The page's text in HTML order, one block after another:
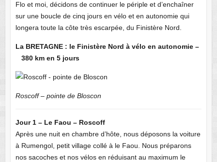
Flo et moi, décidons de continuer le périple et d’enchaîner
sur une boucle de cinq jours en vélo et en autonomie qui
longera toute la côte très escarpée, du Finistère Nord.
La BRETAGNE : le Finistère Nord à vélo en autonomie –
380 km en 5 jours
Roscoff – pointe de Bloscon
Jour 1 – Le Faou – Roscoff
Après une nuit en chambre d’hôte, nous déposons la voiture
à Rumengol, petit village collé à le Faou. Nous préparons
nos sacoches et nos vélos en réduisant au maximum le